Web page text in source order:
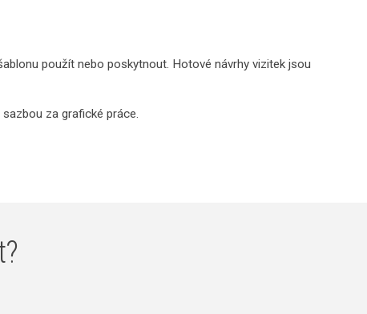
použít nebo poskytnout. Hotové návrhy vizitek jsou
za grafické práce.